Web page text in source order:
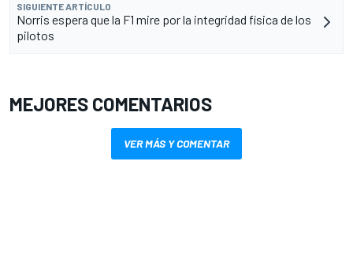
SIGUIENTE ARTÍCULO
Norris espera que la F1 mire por la integridad física de los
pilotos
MEJORES COMENTARIOS
VER MÁS Y COMENTAR